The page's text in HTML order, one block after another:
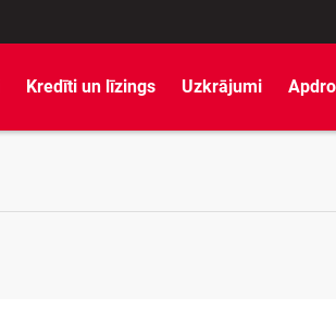
Kredīti un līzings Uzkrājumi